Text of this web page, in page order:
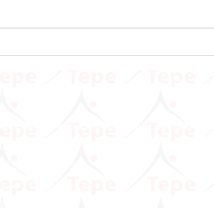
Vergisi Kanunu Genel